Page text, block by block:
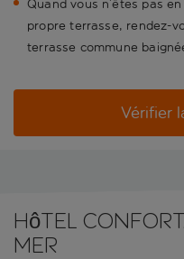
Quand vous n’êtes pas
propre terrasse, rendez-
terrasse commune
Vérifier
Hôtel
mer